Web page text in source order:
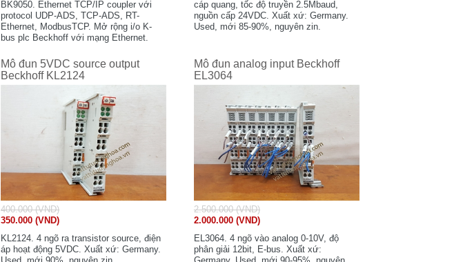
BK9050. Ethernet TCP/IP coupler với
protocol UDP-ADS, TCP-ADS, RT-
Ethernet, ModbusTCP. Mở rộng i/o K-
bus plc Beckhoff với mạng Ethernet.
cáp quang, tốc độ truyền 2.5Mbaud,
nguồn cấp 24VDC. Xuất xứ: Germany.
Used, mới 85-90%, nguyên zin.
Mô đun 5VDC source output
Beckhoff KL2124
400.000 (VND)
350.000 (VND)
KL2124. 4 ngõ ra transistor source, điện
áp hoạt động 5VDC. Xuất xứ: Germany.
Mô đun analog input Beckhoff
EL3064
2.500.000 (VND)
2.000.000 (VND)
EL3064. 4 ngõ vào analog 0-10V, độ
phân giải 12bit, E-bus. Xuất xứ: